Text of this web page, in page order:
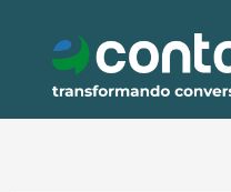
contenido